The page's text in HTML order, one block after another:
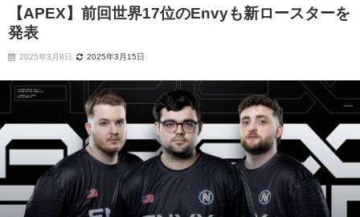
【APEX】前回世界17位のEnvyも新ロースターを
発表
2025年3月8日 2025年3月15日